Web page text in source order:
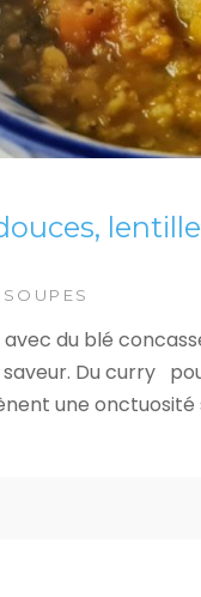
SOUPES
du blé
Du curry
une